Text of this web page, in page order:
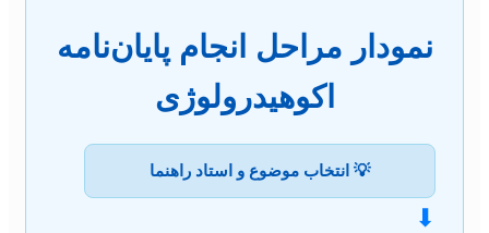
نمودار مراحل انجام پایان‌نامه
اکوهیدرولوژی
💡 انتخاب موضوع و استاد راهنما
⬇